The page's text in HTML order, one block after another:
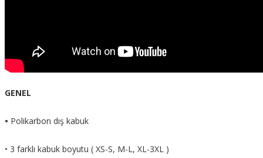
4.390,00 TL
GENEL
• Polikarbon dış kabuk
• 3 farklı kabuk boyutu ( XS-S, M-L, XL-3XL )